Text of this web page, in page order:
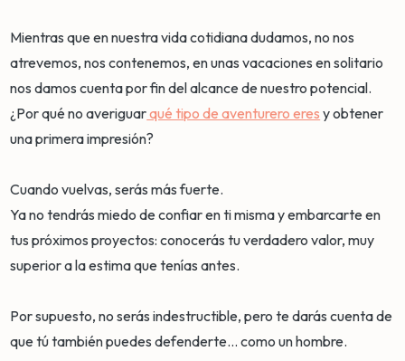
Mientras que en nuestra vida cotidiana dudamos, no nos
atrevemos, nos contenemos, en unas vacaciones en solitario
nos damos cuenta por fin del alcance de nuestro potencial.
¿Por qué no averiguarqué tipo de aventurero eres y obtener
una primera impresión?
Cuando vuelvas, serás más fuerte.
Ya no tendrás miedo de confiar en ti misma y embarcarte en
tus próximos proyectos: conocerás tu verdadero valor, muy
superior a la estima que tenías antes.
Por supuesto, no serás indestructible, pero te darás cuenta de
que tú también puedes defenderte... como un hombre.